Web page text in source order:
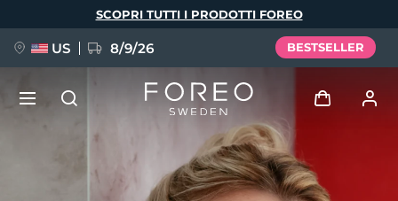
SCOPRI TUTTI I PRODOTTI FOREO
US 8/9/26 BESTSELLER